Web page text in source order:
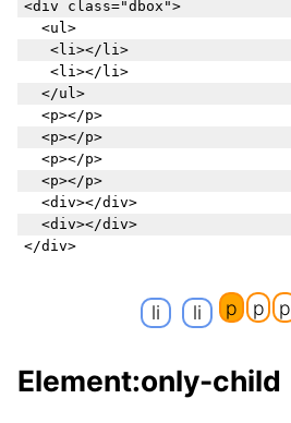
<div class="dbox">
  <ul>
  </ul>
  <p></p>
  <p></p>
  <p></p>
  <p></p>
  <div></div>
  <div></div>
li li p p p
Element:only-child